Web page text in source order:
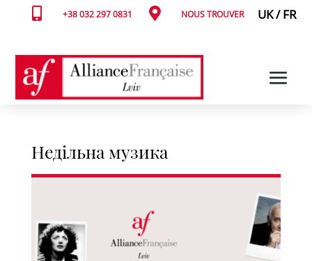
 +38 032 297 0831  NOUS TROUVER UK/FR
Недільна музика